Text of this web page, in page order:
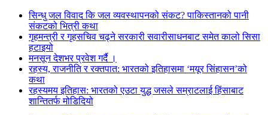
सिन्धु जल विवाद कि जल व्यवस्थापनको संकट? पाकिस्तानको पानी
संकटको भित्री कथा
गृहमन्त्री र गृहसचिव चढ्ने सरकारी सवारीसाधनबाट समेत कालो सिसा
हटाइयो
मनसून देशभर प्रवेश गर्दै ।
रहस्य, राजनीति र रक्तपात: भारतको इतिहासमा ‘मयूर सिंहासन’को
कथा
रहस्यमय इतिहास: भारतको एउटा युद्ध जसले सम्राटलाई हिंसाबाट
शान्तितर्फ मोडिदियो